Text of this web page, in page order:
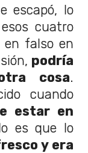
escapó, lo
cuatro
en falso en
podría
cosa.
cuando
estar en
es que lo
y era